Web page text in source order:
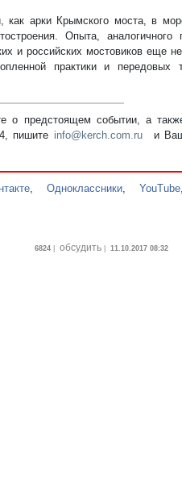
как арки Крымского моста, в
Опыта, аналогичного
и российских мостовиков еще
практики и передовых
о предстоящем событии, а
пишите info@kerch.com.ru и
Одноклассники ,YouTube
6824| обсудить| 11.10.2017 08:32